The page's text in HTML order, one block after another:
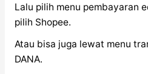
Lalu pilih menu pembayaran
pilih Shopee.
Atau bisa juga lewat menu
DANA.